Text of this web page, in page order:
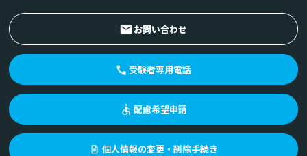
お問い合わせ
受験者専用電話
配慮希望申請
個人情報の変更・削除手続き